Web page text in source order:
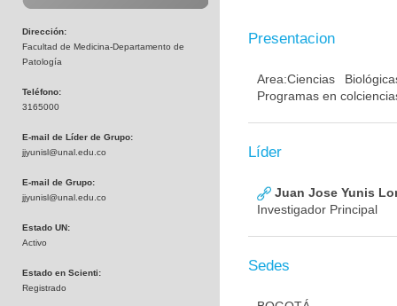
Dirección:
Facultad de Medicina-Departamento de
Patología
Teléfono:
3165000
E-mail de Líder de Grupo:
jjyunisl@unal.edu.co
E-mail de Grupo:
jjyunisl@unal.edu.co
Estado UN:
Activo
Estado en Scienti:
Registrado
Presentacion
Area:Ciencias
Programas en
Líder
Juan Jose Yunis
Investigador Principal
Sedes